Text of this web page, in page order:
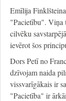
Emīlija
"Pacietību". Viņa
cilvēku
ievērot šos
Dors Petī no
dzīvojam naida
vissvarīgākais ir
"Pacietība" ir